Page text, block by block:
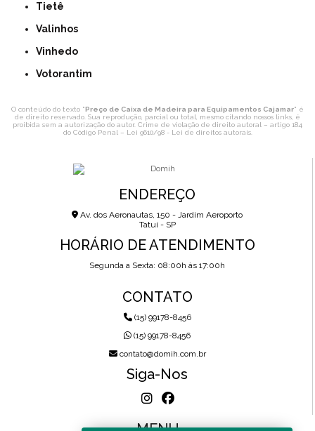
Tietê
Valinhos
Vinhedo
Votorantim
O conteúdo do texto "Preço de Caixa de Madeira para Equipamentos Cajamar" é
de direito reservado. Sua reprodução, parcial ou total, mesmo citando nossos links, é
proibida sem a autorização do autor. Crime de violação de direito autoral – artigo 184
do Código Penal – Lei 9610/98 - Lei de direitos autorais.
ENDEREÇO
Av. dos Aeronautas, 150 - Jardim Aeroporto
Tatuí - SP
HORÁRIO DE ATENDIMENTO
Segunda a Sexta: 08:00h às 17:00h
CONTATO
(15) 99178-8456
(15) 99178-8456
contato@domih.com.br
Siga-Nos